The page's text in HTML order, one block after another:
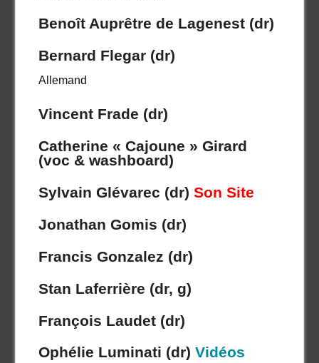
Benoît Auprêtre de Lagenest (dr)
Bernard Flegar (dr)
Allemand
Vincent Frade (dr)
Catherine « Cajoune » Girard
(voc & washboard)
Sylvain Glévarec (dr) Son Site
Jonathan Gomis (dr)
Francis Gonzalez (dr)
Stan Laferrière (dr, g)
François Laudet (dr)
Ophélie Luminati (dr) Vidéos